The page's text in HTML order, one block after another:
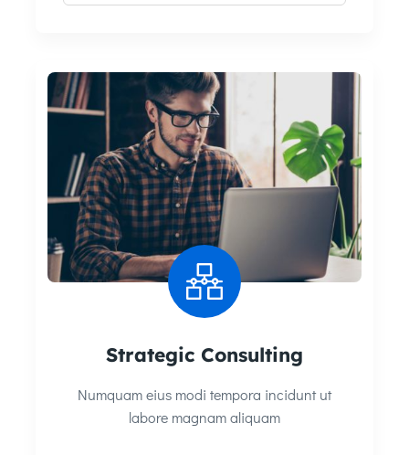
Strategic Consulting
Numquam eius modi tempora incidunt ut
labore magnam aliquam